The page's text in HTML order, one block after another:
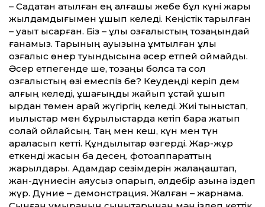
– Садақтан атылған ең алғашқы жебе бұл күні жарық
жылдамдығымен ұшып келеді. Кеңіс­тік тарылған
– уақыт қысқарған. Біз – ұлы қозғалыстың тозаңындай
ғанамыз. Та­ры­ның қауызына ұмтылған ұлы
қозғалыс өнер туындысына әсер етпей қоймайды.
Әсер етпе­ген­де ше, тозаңы болсақ та сол
қозғалыстың өзі емеспіз бе? Кеудеңді керіп дем
алғың келеді, құшағыңды жайып құстай ұшып
қырдан төмен қарай жүгіргің келеді. Жиі тыныстап,
қиылыстар мен бұрылыстарда кетіп бара жатып
солай ойлайсың. Таң мен кеш, күн мен түн
араласып кетті. Құндылықтар өзгерді. Жарқ-жұрқ
еткенді жасын ба десең, фотоаппараттың
жарқылдары. Адамдар сезімдерін жалаңаштап,
жан-дүниесін аяусыз қопарып, әлдебір қазына іздеп
жүр. Дүние – демонстрация. Жалған – жарнама.